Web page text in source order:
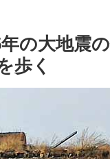
の大地震
歩く